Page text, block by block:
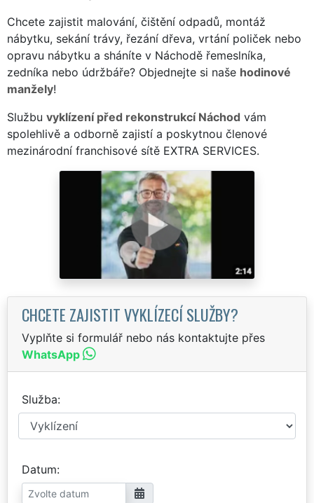
Chcete zajistit malování, čištění odpadů, montáž
nábytku, sekání trávy, řezání dřeva, vrtání poliček nebo
opravu nábytku a sháníte v Náchodě řemeslníka,
zedníka nebo údržbáře? Objednejte si naše hodinové
manžely!
Službu vyklízení před rekonstrukcí Náchod vám
spolehlivě a odborně zajistí a poskytnou členové
mezinárodní franchisové sítě EXTRA SERVICES.
CHCETE ZAJISTIT VYKLÍZECÍ SLUŽBY?
Vyplňte si formulář nebo nás kontaktujte přes
WhatsApp
Služba
Datum